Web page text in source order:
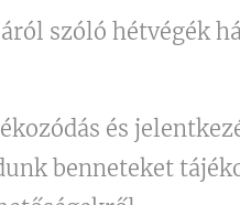
szóló hétvégék
és
benneteket